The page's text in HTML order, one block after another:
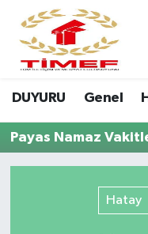
DUYURU Genel
Payas Namaz
Hatay
Anasayfa Kutu
Anasayfa
Canlı Yayın
Nöbetçi
Hava Durumu
Namaz Vakitleri